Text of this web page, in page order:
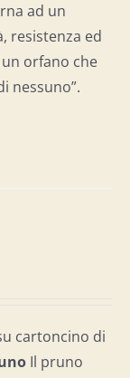
ad un
resistenza ed
orfano che
nessuno”.
cartoncino di
Il pruno